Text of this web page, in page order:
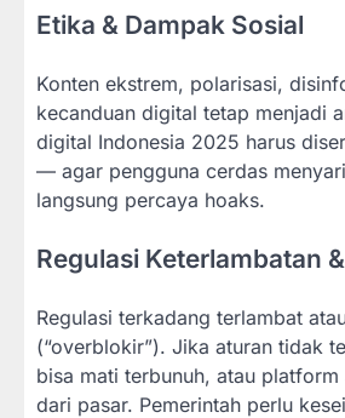
Etika & Dampak Sosial
Konten ekstrem, polarisasi,
kecanduan digital tetap menjadi
digital Indonesia 2025 harus
— agar pengguna cerdas
langsung percaya hoaks.
Regulasi Keterlambatan
Regulasi terkadang terlambat
(“overblokir”). Jika aturan tidak
bisa mati terbunuh, atau
dari pasar. Pemerintah perlu